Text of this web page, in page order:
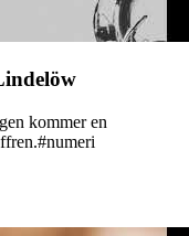
kommer en